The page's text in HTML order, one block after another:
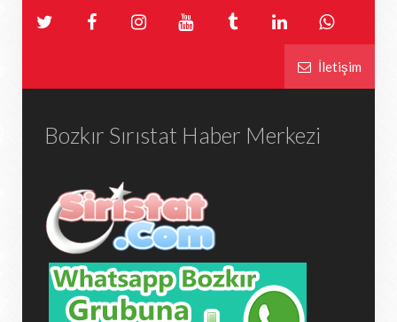
İletişim
Bozkır Sırıstat Haber Merkezi